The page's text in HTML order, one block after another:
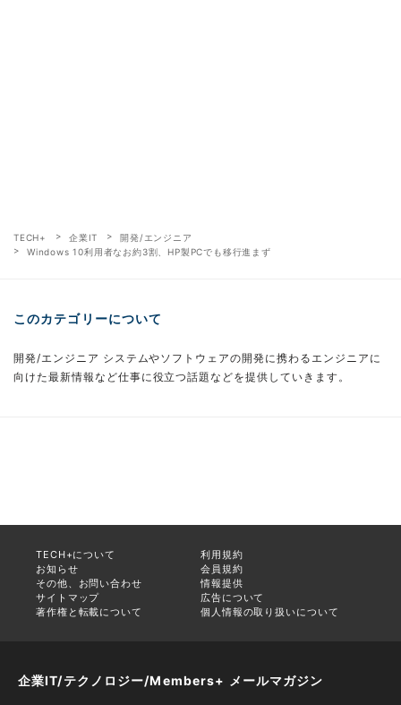
TECH+ 企業IT
開発/エンジニア
Windows 10利用者なお約3割、HP製PCでも移行進まず
このカテゴリーについて
開発/エンジニア システムやソフトウェアの開発に携わるエンジニアに
向けた最新情報など仕事に役立つ話題などを提供していきます。
TECH+について
利用規約
お知らせ
会員規約
その他、お問い合わせ
情報提供
サイトマップ
広告について
著作権と転載について
個人情報の取り扱いについて
企業IT/テクノロジー/Members+ メールマガジン